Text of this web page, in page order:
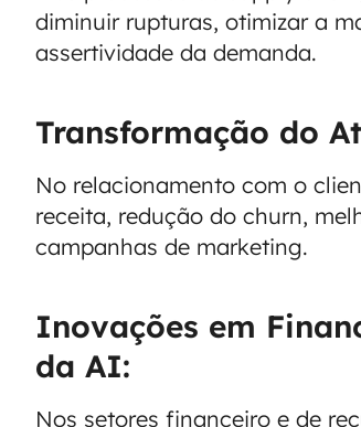
diminuir rupturas, otimizar a
assertividade da demanda.
Transformação do
No relacionamento com o
receita, redução do churn,
campanhas de marketing.
Inovações em
da AI:
Nos setores financeiro e de